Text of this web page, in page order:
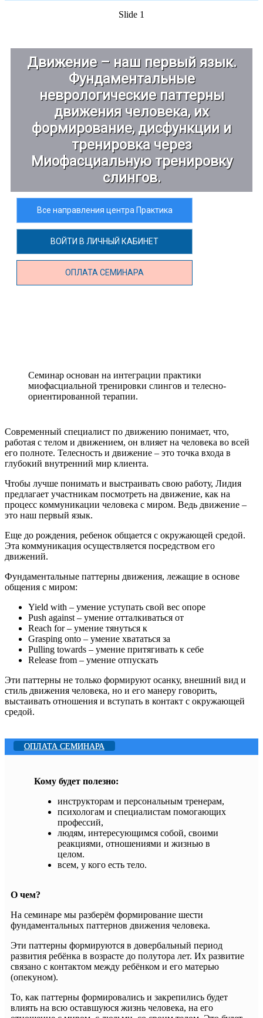
Slide 1
Движение – наш первый язык.
Фундаментальные
неврологические паттерны
движения человека, их
формирование, дисфункции и
тренировка через
Миофасциальную тренировку
слингов.
Все направления центра Практика
ВОЙТИ В ЛИЧНЫЙ КАБИНЕТ
ОПЛАТА СЕМИНАРА
Семинар основан на интеграции практики
миофасциальной тренировки слингов и телесно-
ориентированной терапии.
Современный специалист по движению понимает, что,
работая с телом и движением, он влияет на человека во всей
его полноте. Телесность и движение – это точка входа в
глубокий внутренний мир клиента.
Чтобы лучше понимать и выстраивать свою работу, Лидия
предлагает участникам посмотреть на движение, как на
процесс коммуникации человека с миром. Ведь движение –
это наш первый язык.
Еще до рождения, ребенок общается с окружающей средой.
Эта коммуникация осуществляется посредством его
движений.
Фундаментальные паттерны движения, лежащие в основе
общения с миром:
Yield with – умение уступать свой вес опоре
Push against – умение отталкиваться от
Reach for – умение тянуться к
Grasping onto – умение хвататься за
Pulling towards – умение притягивать к себе
Release from – умение отпускать
Эти паттерны не только формируют осанку, внешний вид и
стиль движения человека, но и его манеру говорить,
выстаивать отношения и вступать в контакт с окружающей
средой.
ОПЛАТА СЕМИНАРА
Кому будет полезно:
инструкторам и персональным тренерам,
психологам и специалистам помогающих
профессий,
людям, интересующимся собой, своими
реакциями, отношениями и жизнью в
целом.
всем, у кого есть тело.
О чем?
На семинаре мы разберём формирование шести
фундаментальных паттернов движения человека.
Эти паттерны формируются в довербальный период
развития ребёнка в возрасте до полутора лет. Их развитие
связано с контактом между ребёнком и его матерью
(опекуном).
То, как паттерны формировались и закрепились будет
влиять на всю оставшуюся жизнь человека, на его